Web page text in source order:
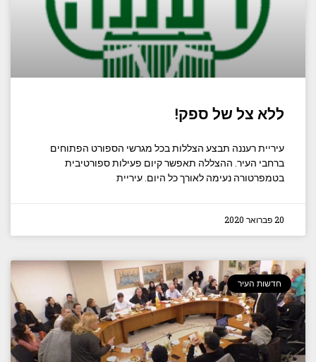
ללא צל של ספק!
עיריית רעננה תבצע הצללות בכל מגרשי הספורט הפתוחים
ברחבי העיר. ההצללה תאפשר קיום פעילות ספורטיבית
בטמפרטורה נעימה לאורך כל היום. עיריית
20 פברואר 2020
חדשות העיר